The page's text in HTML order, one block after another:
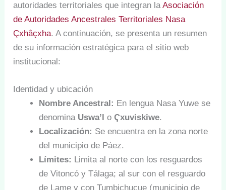
autoridades territoriales que integran laAsociación
de Autoridades Ancestrales Territoriales Nasa
Çxhâçxha. A continuación, se presenta un resumen
de su información estratégica para el sitio web
institucional:
Identidad y ubicación
Nombre Ancestral: En lengua Nasa Yuwe se
denomina Uswa’l o Ҁxuviskiwe.
Localización: Se encuentra en la zona norte
del municipio de Páez.
Límites: Limita al norte con los resguardos
de Vitoncó y Tálaga; al sur con el resguardo
de Lame y con Tumbichucue (municipio de